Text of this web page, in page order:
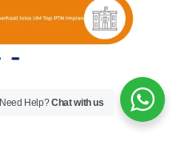
Need Help?Chat with us